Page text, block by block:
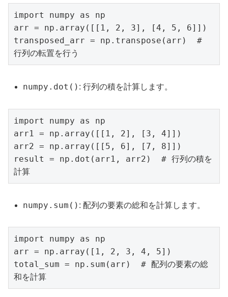
import numpy as np
arr = np.array([[1, 2, 3], [4, 5, 6]])
transposed_arr = np.transpose(arr)  #
行列の転置を行う
numpy.dot() : 行列の積を計算します。
import numpy as np
arr1 = np.array([[1, 2], [3, 4]])
arr2 = np.array([[5, 6], [7, 8]])
result = np.dot(arr1, arr2)  # 行列の積を
計算
numpy.sum() : 配列の要素の総和を計算します。
import numpy as np
arr = np.array([1, 2, 3, 4, 5])
total_sum = np.sum(arr)  # 配列の要素の総
和を計算